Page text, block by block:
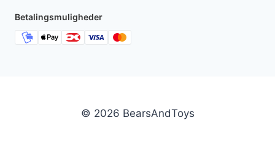
Betalingsmuligheder
© 2026 BearsAndToys